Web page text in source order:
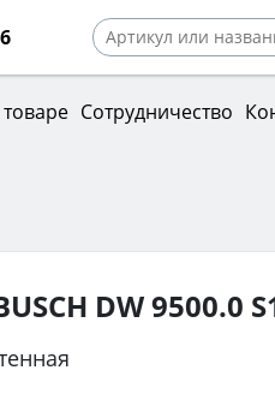
Сотрудничество
DW 9500.0